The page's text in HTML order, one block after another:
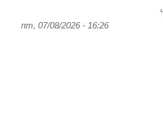
пт, 07/08/2026 - 16:26